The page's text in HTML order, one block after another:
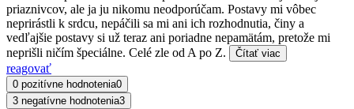
priaznivcov, ale ja ju nikomu neodporúčam. Postavy mi vôbec
neprirástli k srdcu, nepáčili sa mi ani ich rozhodnutia, činy a
vedľajšie postavy si už teraz ani poriadne nepamätám, pretože mi
neprišli ničím špeciálne. Celé zle od A po Z.
Čítať viac
reagovať
0 pozitívne hodnotenia0
3 negatívne hodnotenia3